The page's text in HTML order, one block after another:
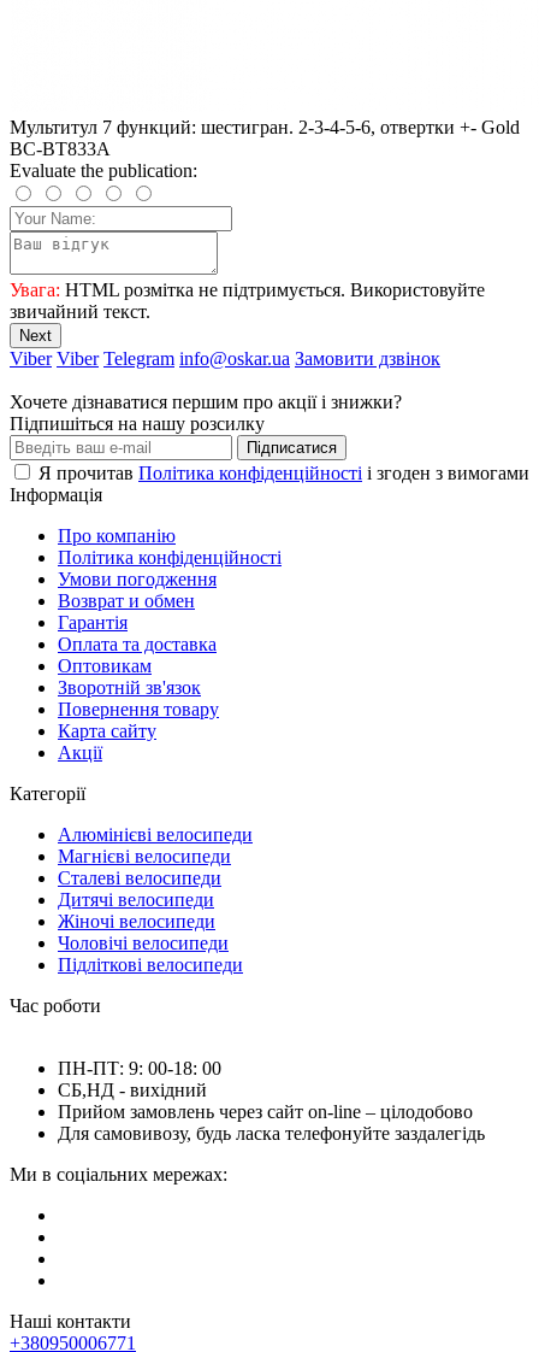
Мультитул 7 функций: шестигран. 2-3-4-5-6, отвертки +- Gold
BC-BT833A
Evaluate the publication:
Увага: HTML розмітка не підтримується. Використовуйте
звичайний текст.
Next
Viber Viber Telegram info@oskar.ua Замовити дзвінок
Хочете дізнаватися першим про акції і знижки?
Підпишіться на нашу розсилку
Підписатися
Я прочитав Політика конфіденційності і згоден з вимогами
Інформація
Про компанію
Політика конфіденційності
Умови погодження
Возврат и обмен
Гарантія
Оплата та доставка
Оптовикам
Зворотній зв'язок
Повернення товару
Карта сайту
Акції
Категорії
Алюмінієві велосипеди
Магнієві велосипеди
Сталеві велосипеди
Дитячі велосипеди
Жіночі велосипеди
Чоловічі велосипеди
Підліткові велосипеди
Час роботи
ПН-ПТ: 9: 00-18: 00
СБ,НД - вихідний
Прийом замовлень через сайт on-line – цілодобово
Для самовивозу, будь ласка телефонуйте заздалегідь
Ми в соціальних мережах:
Наші контакти
+380950006771